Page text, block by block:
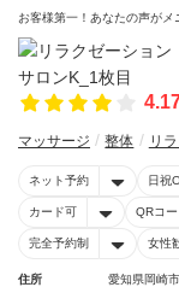
お客様第一！あなたの声がメ
マッサージ 整体 リ
ネット予約 日祝
カード可 QRコ
完全予約制 女性
住所
愛知県岡崎